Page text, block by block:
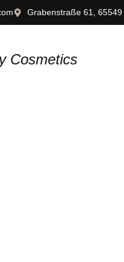
Grabenstraße 61,
Cosmetics